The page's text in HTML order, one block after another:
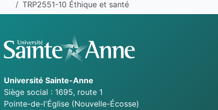
TRP2551-10 Éthique et santé
Université Sainte-Anne
Siège social : 1695, route 1
Pointe-de-l'Église (Nouvelle-Écosse)